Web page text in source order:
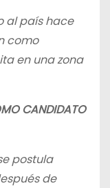
al país hace
como
en una zona
CANDIDATO
postula
de